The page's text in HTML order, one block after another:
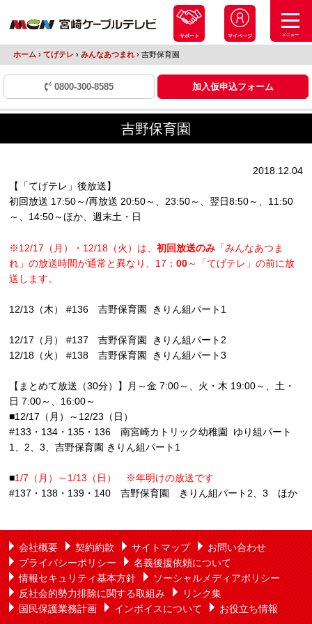
サポート マイページ メニュー
ホーム › てげテレ › みんなあつまれ ›吉野保育園
0800-300-8585 加入仮申込フォーム
吉野保育園
2018.12.04
【「てげテレ」後放送】
初回放送 17:50～/再放送 20:50～、23:50～、翌日8:50～、11:50
～、14:50～ほか、週末土・日
※12/17（月）・12/18（火）は、初回放送のみ 「みんなあつま
れ」の放送時間が通常と異なり、17：00～「てげテレ」の前に放
送します。
12/13（木） #136 吉野保育園 きりん組パート1
12/17（月） #137 吉野保育園 きりん組パート2
12/18（火） #138 吉野保育園 きりん組パート3
【まとめて放送（30分）】月～金 7:00～、火・木 19:00～、土・
日 7:00～、16:00～
■12/17（月）～12/23（日）
#133・134・135・136 南宮崎カトリック幼稚園 ゆり組パート
1、2、3、吉野保育園 きりん組パート1
■1/7（月）～1/13（日） ※年明けの放送です
#137・138・139・140 吉野保育園 きりん組パート2、3 ほか
会社概要 契約約款 サイトマップ
お問い合わせ
プライバシーポリシー
名義後援依頼について
情報セキュリティ基本方針
ソーシャルメディアポリシー
反社会的勢力排除に関する取組み
リンク集
国民保護業務計画
インボイスについて お役立ち情報